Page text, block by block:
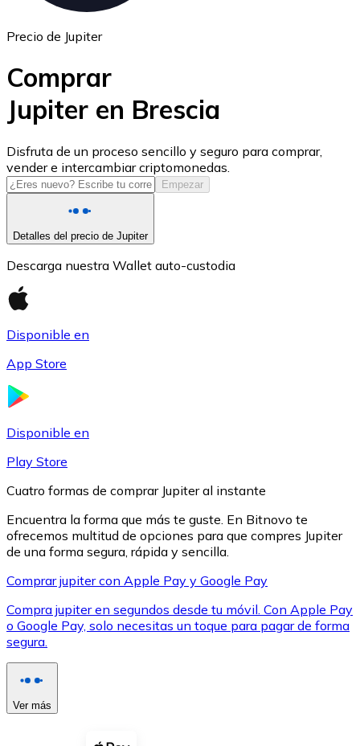
USD Coin
USDC
XRP
XRP
Ver todo
Precio de Jupiter
Comprar
Jupiter en Brescia
Disfruta de un proceso sencillo y seguro para comprar,
vender e intercambiar criptomonedas.
Empezar
Detalles del precio de Jupiter
Descarga nuestra Wallet auto-custodia
Disponible en
App Store
Disponible en
Play Store
Cuatro formas de comprar Jupiter al instante
Encuentra la forma que más te guste. En Bitnovo te
ofrecemos multitud de opciones para que compres Jupiter
de una forma segura, rápida y sencilla.
Comprar jupiter con Apple Pay y Google Pay
Compra jupiter en segundos desde tu móvil. Con Apple Pay
o Google Pay, solo necesitas un toque para pagar de forma
segura.
Ver más